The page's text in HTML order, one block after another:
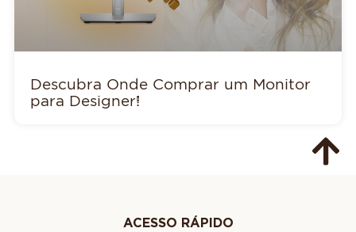
Descubra Onde Comprar um Monitor
para Designer!
ACESSO RÁPIDO